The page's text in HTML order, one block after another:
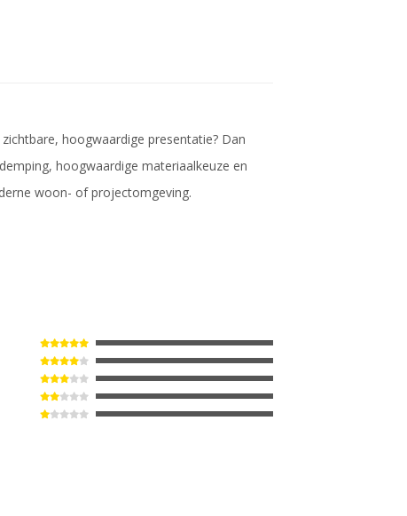
hoogwaardige presentatie? Dan
hoogwaardige materiaalkeuze en
woon- of projectomgeving.